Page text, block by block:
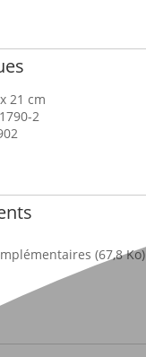
21 cm
2
(67,8 Ko)